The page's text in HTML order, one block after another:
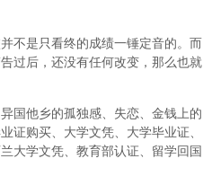
不是只看终的成绩一锤定音的。而
过后，还没有任何改变，那么也就
国他乡的孤独感、失恋、金钱上的
证购买、大学文凭、大学毕业证、
大学文凭、教育部认证、留学回国